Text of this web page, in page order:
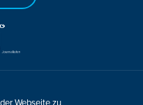
Anmerkungen?